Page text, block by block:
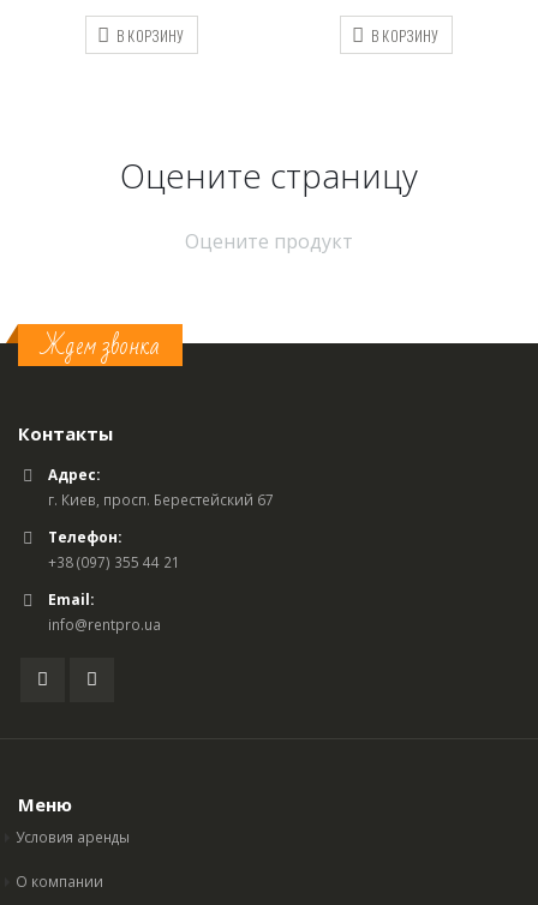
В КОРЗИНУ В КОРЗИНУ
Оцените страницу
Оцените продукт
Ждем звонка
Контакты
Адрес:
г. Киев, просп. Берестейский 67
Телефон:
+38 (097) 355 44 21
Email:
info@rentpro.ua
Меню
Условия аренды
О компании